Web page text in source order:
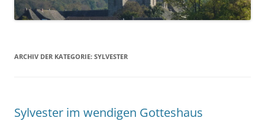
ARCHIV DER KATEGORIE: SYLVESTER
Sylvester im wendigen Gotteshaus